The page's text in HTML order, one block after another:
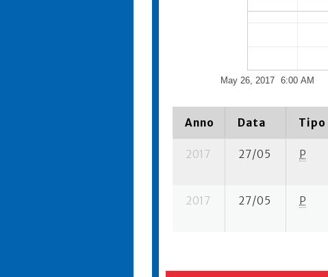
May 26, 2017 6:00 AM
Anno Data Tipo
2017 27/05 P
2017 27/05 P